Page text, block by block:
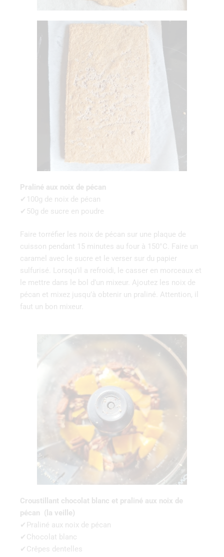
Praliné aux noix de pécan
✔100g de noix de pécan
✔50g de sucre en poudre
Faire torréfier les noix de pécan sur une plaque de
cuisson pendant 15 minutes au four à 150°C. Faire un
caramel avec le sucre et le verser sur du papier
sulfurisé. Lorsqu’il a refroidi, le casser en morceaux et
le mettre dans le bol d’un mixeur. Ajoutez les noix de
pécan et mixez jusqu’à obtenir un praliné. Attention, il
faut un bon mixeur.
Croustillant chocolat blanc et praliné aux noix de
pécan (la veille)
✔Praliné aux noix de pécan
✔Chocolat blanc
✔Crêpes dentelles